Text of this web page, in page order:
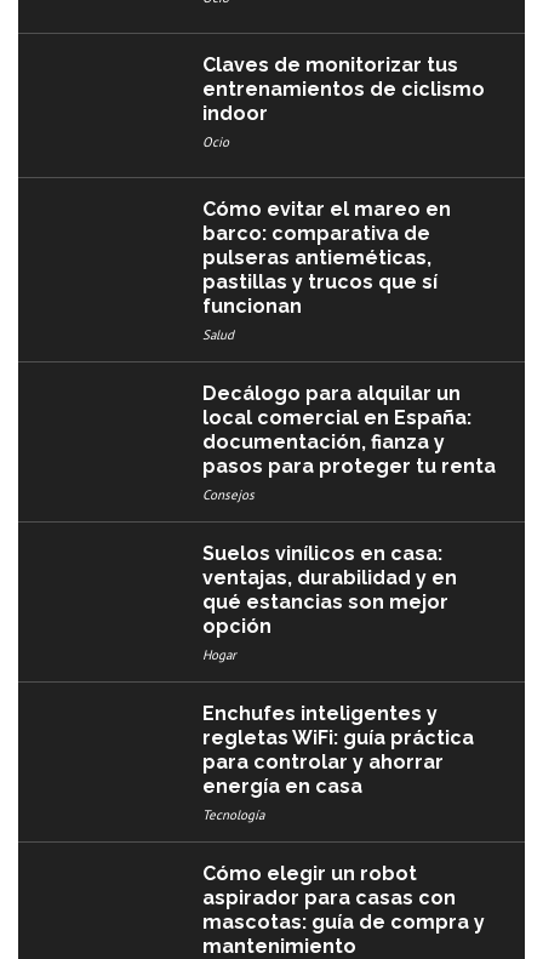
Claves de monitorizar tus
entrenamientos de ciclismo
indoor
Ocio
Cómo evitar el mareo en
barco: comparativa de
pulseras antieméticas,
pastillas y trucos que sí
funcionan
Salud
Decálogo para alquilar un
local comercial en España:
documentación, fianza y
pasos para proteger tu renta
Consejos
Suelos vinílicos en casa:
ventajas, durabilidad y en
qué estancias son mejor
opción
Hogar
Enchufes inteligentes y
regletas WiFi: guía práctica
para controlar y ahorrar
energía en casa
Tecnología
Cómo elegir un robot
aspirador para casas con
mascotas: guía de compra y
mantenimiento